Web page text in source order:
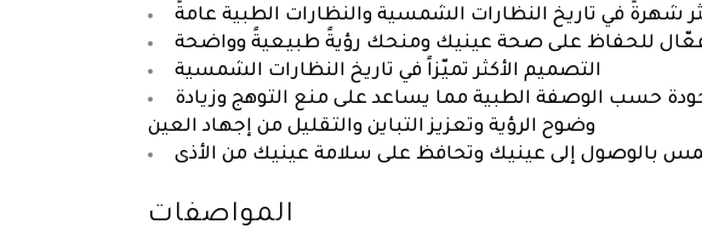
شهرةً في تاريخ النظارات الشمسية والنظارات الطبية عامةً
للحفاظ على صحة عينيك ومنحك رؤيةً طبيعيةً وواضحة
التصميم الأكثر تميّزاً في تاريخ النظارات الشمسية
حسب الوصفة الطبية مما يساعد على منع التوهج وزيادة
وضوح الرؤية وتعزيز التباين والتقليل من إجهاد العين
بالوصول إلى عينيك وتحافظ على سلامة عينيك من الأذى
المواصفات